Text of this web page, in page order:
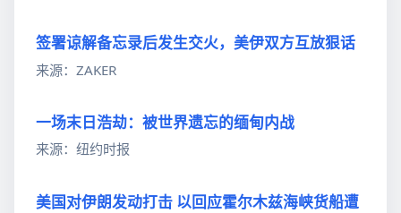
签署谅解备忘录后发生交火，美伊双方互放狠话
来源：ZAKER
一场末日浩劫：被世界遗忘的缅甸内战
来源：纽约时报
美国对伊朗发动打击 以回应霍尔木兹海峡货船遭